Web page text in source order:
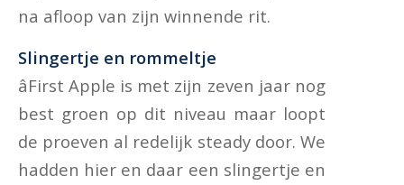
na afloop van zijn winnende rit.
Slingertje en rommeltje
âFirst Apple is met zijn zeven jaar nog
best groen op dit niveau maar loopt
de proeven al redelijk steady door. We
hadden hier en daar een slingertje en